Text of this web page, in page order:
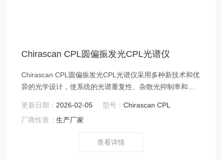
Chirascan CPL圆偏振发光CPL光谱仪
Chirascan CPL圆偏振发光CPL光谱仪采用多种新技术和优
异的光学设计，使系统的光谱重复性、杂散光抑制率和仪
品、透明样品和不适明样品。
更新日期： 2026-02-05 型号：Chirascan CPL
厂商性质：生产厂家
查看详情